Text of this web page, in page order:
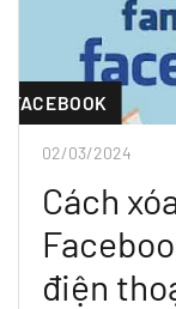
FACEBOOK
02/03/2024
Cách
điện